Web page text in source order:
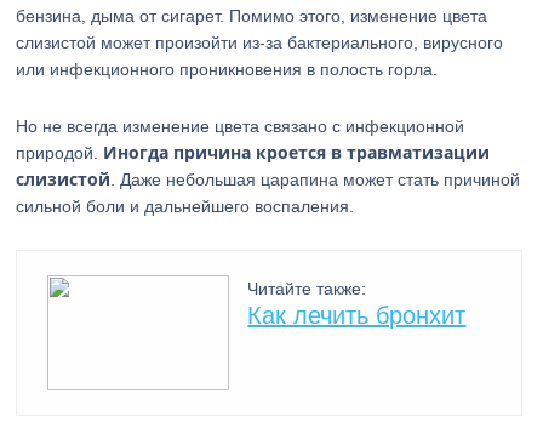
бензина, дыма от сигарет. Помимо этого, изменение цвета
слизистой может произойти из-за бактериального, вирусного
или инфекционного проникновения в полость горла.
Но не всегда изменение цвета связано с инфекционной
природой. Иногда причина кроется в травматизации
слизистой . Даже небольшая царапина может стать причиной
сильной боли и дальнейшего воспаления.
Читайте также:
Как лечить бронхит